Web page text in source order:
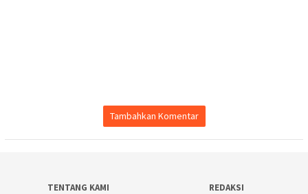
Tambahkan Komentar
TENTANG KAMI
REDAKSI